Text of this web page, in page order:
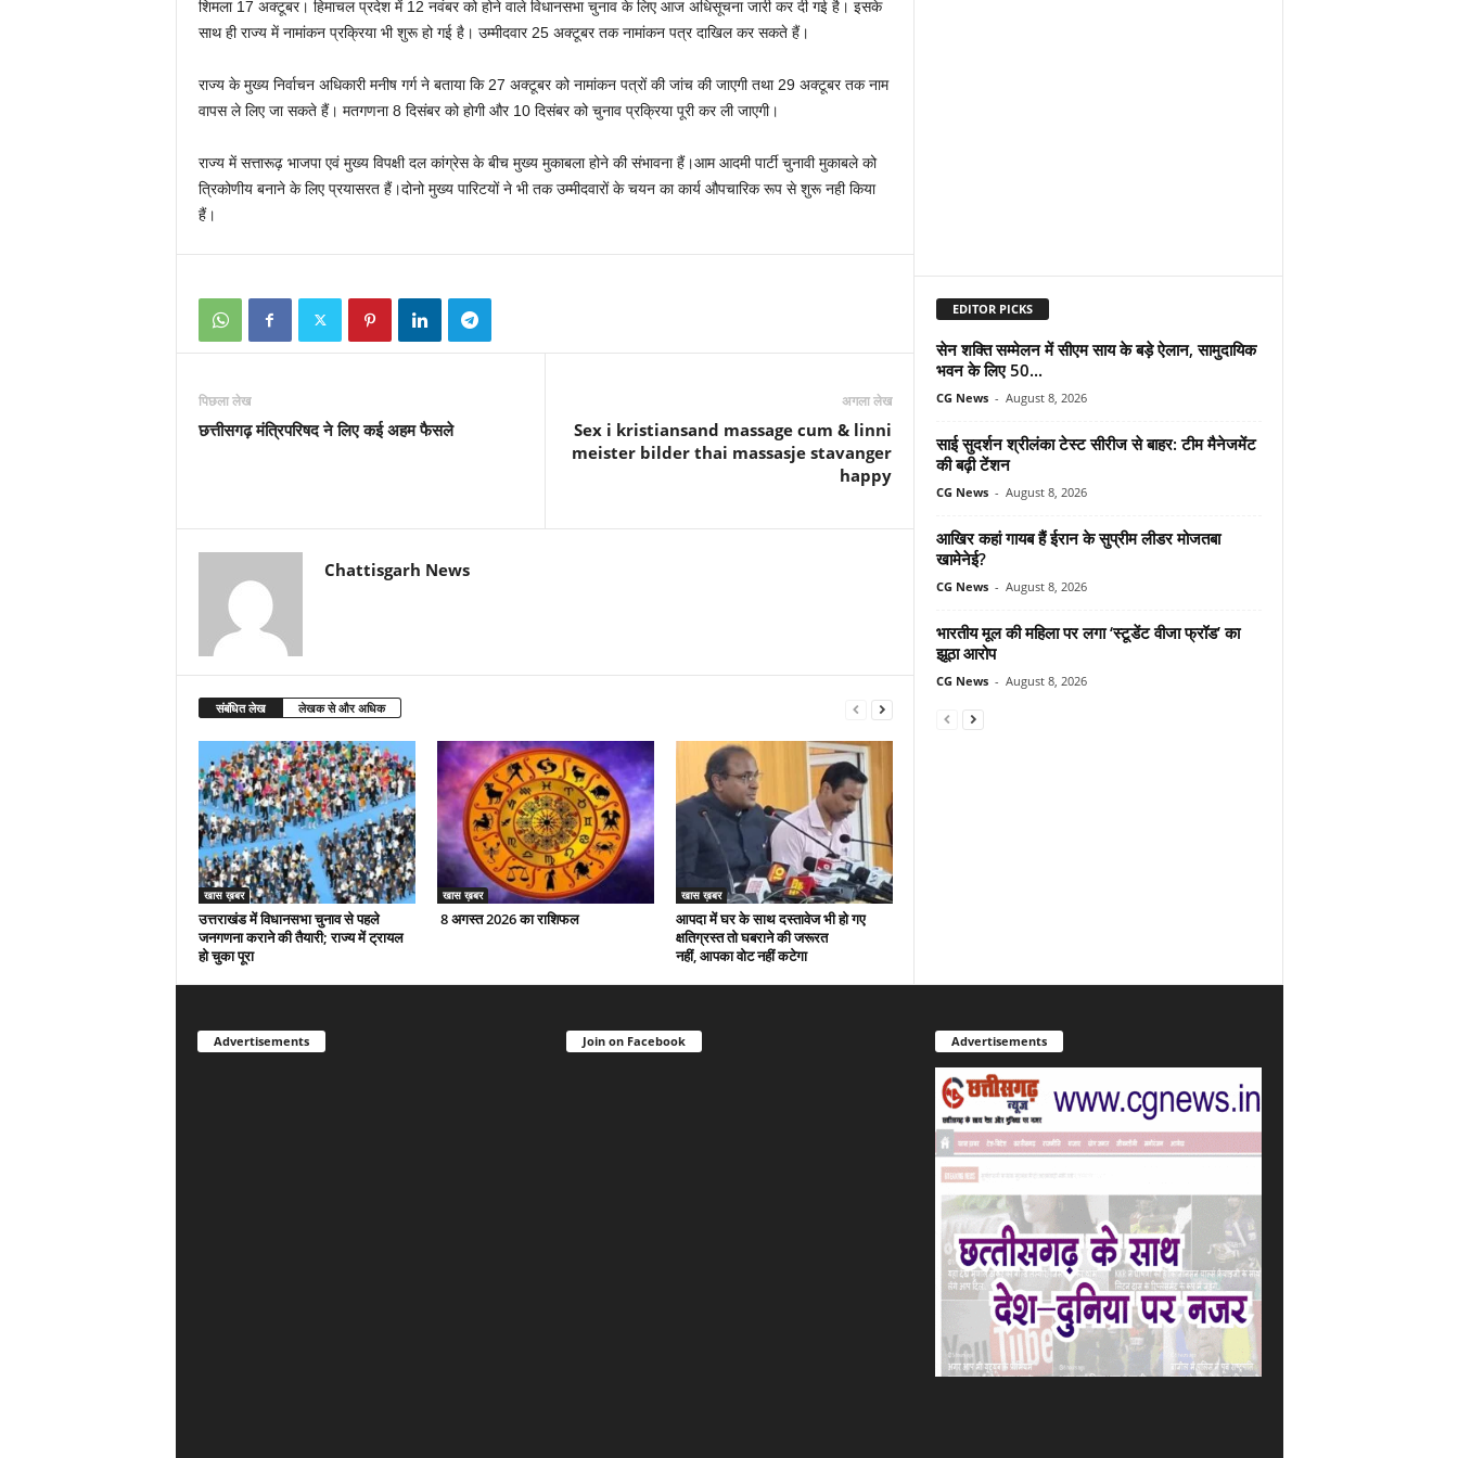
शिमला 17 अक्टूबर। हिमाचल प्रदेश में 12 नवंबर को होने वाले विधानसभा चुनाव के लिए आज अधिसूचना जारी कर दी गई है। इसके
साथ ही राज्य में नामांकन प्रक्रिया भी शुरू हो गई है। उम्मीदवार 25 अक्टूबर तक नामांकन पत्र दाखिल कर सकते हैं।
राज्य के मुख्य निर्वाचन अधिकारी मनीष गर्ग ने बताया कि 27 अक्टूबर को नामांकन पत्रों की जांच की जाएगी तथा 29 अक्टूबर तक नाम
वापस ले लिए जा सकते हैं। मतगणना 8 दिसंबर को होगी और 10 दिसंबर को चुनाव प्रक्रिया पूरी कर ली जाएगी।
राज्य में सत्तारूढ़ भाजपा एवं मुख्य विपक्षी दल कांग्रेस के बीच मुख्य मुकाबला होने की संभावना हैं।आम आदमी पार्टी चुनावी मुकाबले को
त्रिकोणीय बनाने के लिए प्रयासरत हैं।दोनो मुख्य पारिटयों ने भी तक उम्मीदवारों के चयन का कार्य औपचारिक रूप से शुरू नही किया
हैं।
पिछला लेख
छत्तीसगढ़ मंत्रिपरिषद ने लिए कई अहम फैसले
अगला लेख
Sex i kristiansand massage cum & linni
meister bilder thai massasje stavanger
happy
Chattisgarh News
संबंधित लेख लेखक से और अधिक
खास ख़बर
उत्तराखंड में विधानसभा चुनाव से पहले
जनगणना कराने की तैयारी; राज्य में ट्रायल
हो चुका पूरा
खास ख़बर
8 अगस्त 2026 का राशिफल
खास ख़बर
आपदा में घर के साथ दस्तावेज भी हो गए
क्षतिग्रस्त तो घबराने की जरूरत
नहीं, आपका वोट नहीं कटेगा
EDITOR PICKS
सेन शक्ति सम्मेलन में सीएम साय के बड़े ऐलान, सामुदायिक
भवन के लिए 50...
CG News - August 8, 2026
साई सुदर्शन श्रीलंका टेस्ट सीरीज से बाहर: टीम मैनेजमेंट
की बढ़ी टेंशन
CG News - August 8, 2026
आखिर कहां गायब हैं ईरान के सुप्रीम लीडर मोजतबा
खामेनेई?
CG News - August 8, 2026
भारतीय मूल की महिला पर लगा ‘स्टूडेंट वीजा फ्रॉड’ का
झूठा आरोप
CG News - August 8, 2026
Advertisements Join on Facebook Advertisements